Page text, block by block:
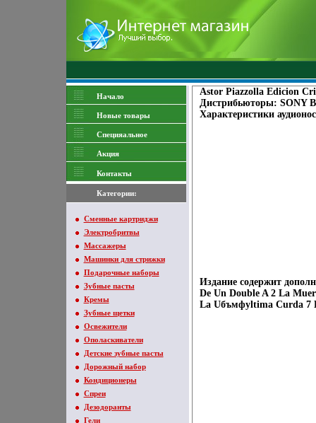
Начало
Новые товары
Специяальное
Акция
Контакты
Категории:
Сменные картриджи
Электробритвы
Массажеры
Машинки для стрижки
Подарочные наборы
Зубные пасты
Кремы
Зубные щетки
Освежители
Ополаскиватели
Детские зубные пасты
Дорожный набор
Кондиционеры
Спреи
Дезодоранты
Гели
Astor Piazzolla Edicion
Дистрибьюторы: SONY
Характеристики
Издание содержит
De Un Double A 2 La
La Uбъмфуltima Curda 7